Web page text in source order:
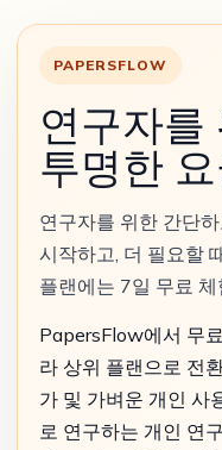
PAPERSFLOW
연구자를
투명한
연구자를 위한 간단
시작하고, 더 필요할
플랜에는 7일 무료
PapersFlow에서 무
라 상위 플랜으로 전
가 및 가벼운 개인 사
로 연구하는 개인 연